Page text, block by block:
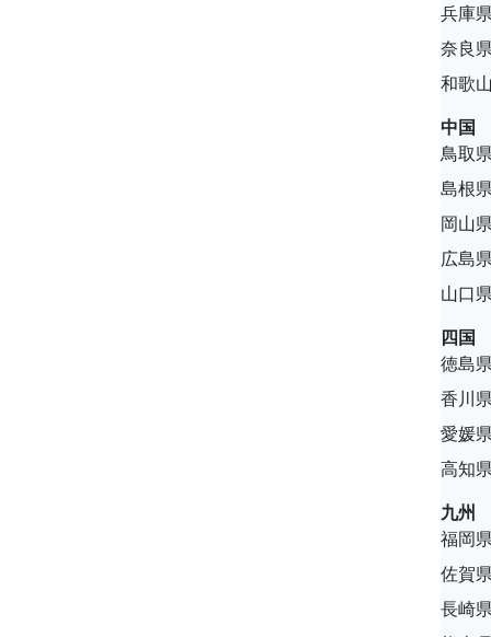
兵庫県
奈良県
和歌
中国
鳥取県
島根県
岡山県
広島県
山口県
四国
徳島県
香川県
愛媛県
高知県
九州
福岡県
佐賀県
長崎県